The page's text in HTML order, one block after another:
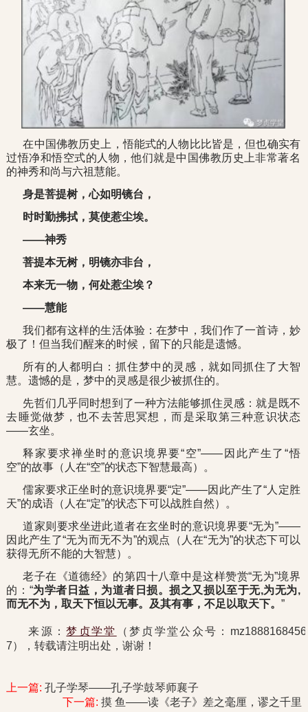
在中国佛教历史上，悟能式的人物比比皆是，但也确实有
过悟净和悟空式的人物，他们就是中国佛教历史上非常著名
的神秀和尚与六祖慧能。
身是菩提树，心如明镜台，
时时勤拂拭，莫使惹尘埃。
——神秀
菩提本无树，明镜亦非台，
本来无一物，何处惹尘埃？
——慧能
我们都有这样的生活体验：在梦中，我们作了一首诗，妙
极了！但当我们醒来的时候，留下的只能是遗憾。
所有的人都明白：抓住梦中的灵感，就如同抓住了大智
慧。遗憾的是，梦中的灵感是很少被抓住的。
先哲们几乎同时想到了一种方法能够抓住灵感：就是既不
去睡觉做梦，也不去苦思冥想，而是采取第三种意识状态
——玄坐。
释家要求禅坐时的意识境界要“空”——因此产生了“悟
空”的故事（人在“空”的状态下智慧最高）。
儒家要求正坐时的意识境界要“定”——因此产生了“人定胜
天”的成语（人在“定”的状态下可以战胜自然）。
道家则要求坐进此道者在玄坐时的意识境界要“无为”——
因此产生了“无为而无不为”的观点（人在“无为”的状态下可以
获得无所不能的大智慧）。
老子在《道德经》的第四十八章中是这样赞赏“无为”境界
的：“为学者日益，为道者日损。损之又损以至于无,为无为,
而无不为，取天下恒以无事。及其有事，不足以取天下。”
来源：梦贞学堂
（梦贞学堂公众号：mz1888168456
7），转载请注明出处，谢谢！
上一篇:孔子学琴——孔子学鼓琴师襄子
下一篇: 摸 鱼——读《老子》差之毫厘，谬之千里